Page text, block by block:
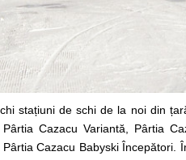
stațiuni de schi de la noi din
Cazacu Variantă, Pârtia
Cazacu Babyski